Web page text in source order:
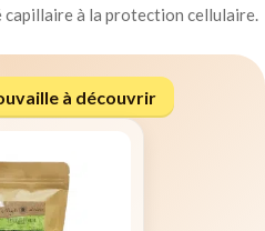
capillaire à la protection cellulaire.
à découvrir